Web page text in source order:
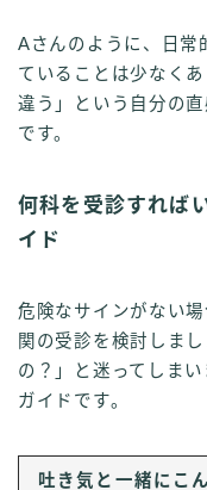
Aさんのように、日常
ていることは少なく
違う」という自分の
です。
何科を受診すれば
イド
危険なサインがない
関の受診を検討しま
の？」と迷ってしま
ガイドです。
吐き気と一緒にこ